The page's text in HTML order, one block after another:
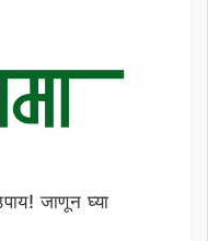
जाणून घ्या